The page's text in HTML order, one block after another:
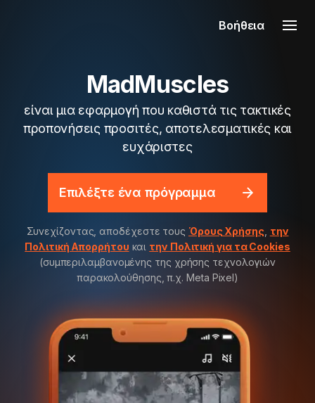
Βοήθεια
MadMuscles
είναι μια εφαρμογή που καθιστά τις τακτικές
προπονήσεις προσιτές, αποτελεσματικές και
ευχάριστες
Επιλέξτε ένα πρόγραμμα
Συνεχίζοντας, αποδέχεστε τους Όρους Χρήσης, την
Πολιτική Απορρήτου και την Πολιτική για τα Cookies
(συμπεριλαμβανομένης της χρήσης τεχνολογιών
παρακολούθησης, π.χ. Meta Pixel)